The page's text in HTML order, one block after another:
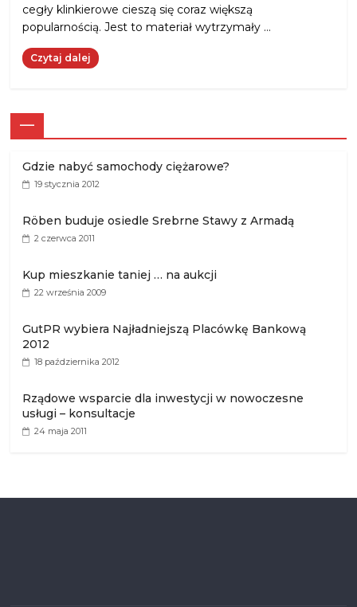
cegły klinkierowe cieszą się coraz większą
popularnością. Jest to materiał wytrzymały …
Czytaj dalej
—
Gdzie nabyć samochody ciężarowe?
19 stycznia 2012
Röben buduje osiedle Srebrne Stawy z Armadą
2 czerwca 2011
Kup mieszkanie taniej … na aukcji
22 września 2009
GutPR wybiera Najładniejszą Placówkę Bankową
2012
18 października 2012
Rządowe wsparcie dla inwestycji w nowoczesne
usługi – konsultacje
24 maja 2011